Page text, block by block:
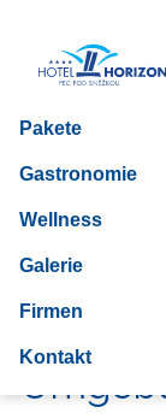
Pakete
Gastronomie
Wellness
Galerie
Firmen
Kontakt
Planen